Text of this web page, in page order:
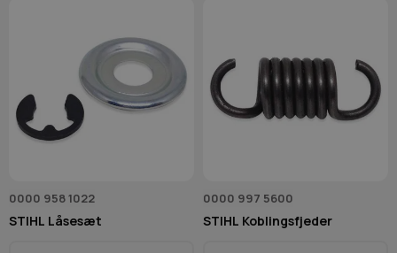
0000 958 1022
STIHL Låsesæt
0000 997 5600
STIHL Koblingsfjeder